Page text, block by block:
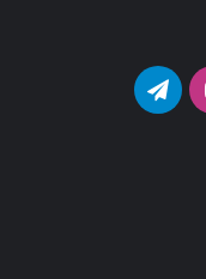
اینستاگرامتلگرام